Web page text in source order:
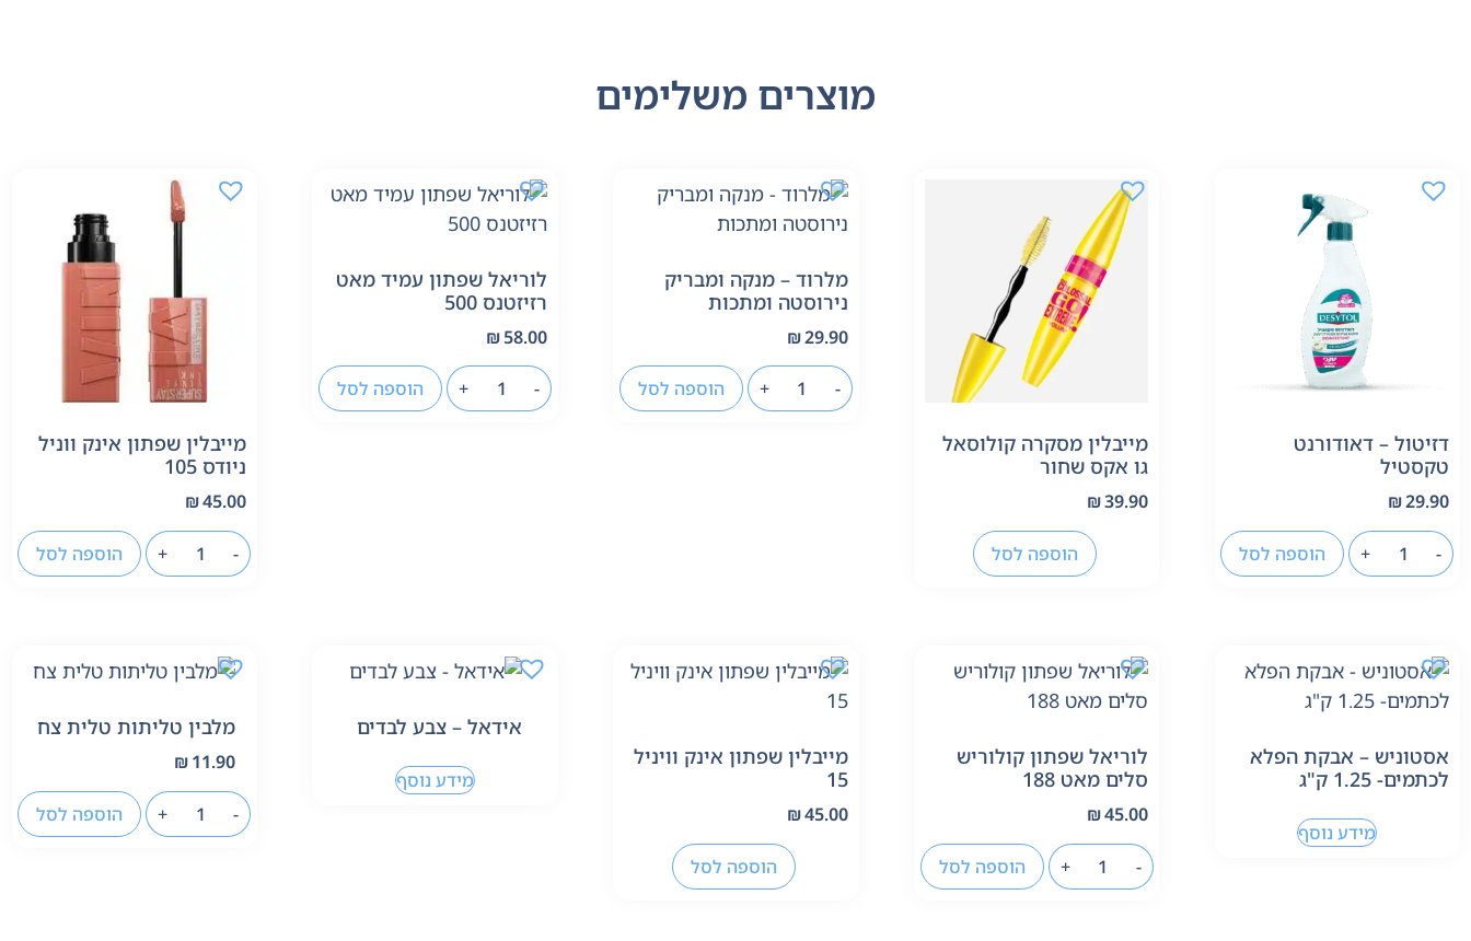
מוצרים משלימים
דזיטול – דאודורנט
טקסטיל
₪29.90
-
+ הוספה לסל
מייבלין מסקרה קולוסאל
גו אקס שחור
₪39.90
הוספה לסל
מלרוד – מנקה ומבריק
נירוסטה ומתכות
₪29.90
-
+ הוספה לסל
לוריאל שפתון עמיד מאט
רזיזטנס 500
₪58.00
-
+ הוספה לסל
מייבלין שפתון אינק ווניל
ניודס 105
₪45.00
-
+ הוספה לסל
אסטוניש – אבקת הפלא
לכתמים- 1.25 ק"ג
מידע נוסף
לוריאל שפתון קולוריש
סלים מאט 188
₪45.00
-
+ הוספה לסל
מייבלין שפתון אינק וויניל
15
₪45.00
הוספה לסל
אידאל – צבע לבדים
מידע נוסף
מלבין טליתות טלית צח
₪11.90
-
+ הוספה לסל